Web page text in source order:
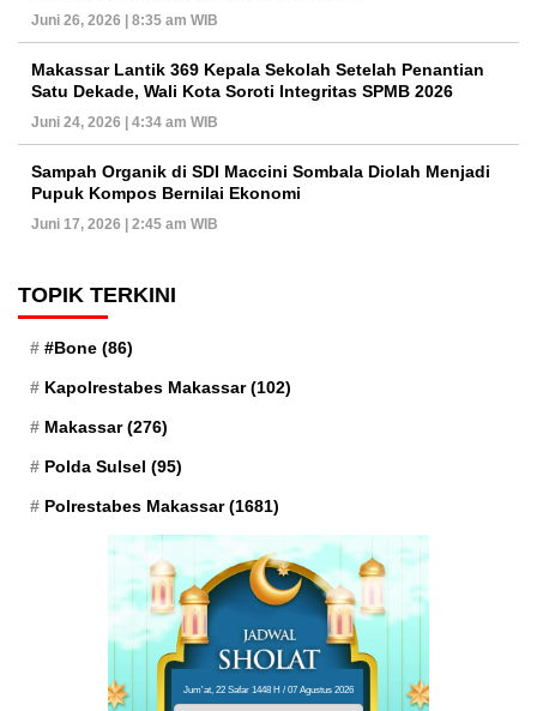
Juni 26, 2026 | 8:35 am WIB
Makassar Lantik 369 Kepala Sekolah Setelah Penantian
Satu Dekade, Wali Kota Soroti Integritas SPMB 2026
Juni 24, 2026 | 4:34 am WIB
Sampah Organik di SDI Maccini Sombala Diolah Menjadi
Pupuk Kompos Bernilai Ekonomi
Juni 17, 2026 | 2:45 am WIB
TOPIK TERKINI
#Bone (86)
Kapolrestabes Makassar(102)
Makassar(276)
Polda Sulsel (95)
Polrestabes Makassar(1681)
Jum'at, 22 Safar 1448 H / 07 Agustus 2026